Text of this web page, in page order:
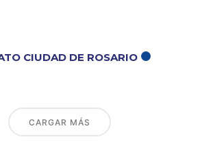
CIUDAD DE ROSARIO
CARGAR MÁS